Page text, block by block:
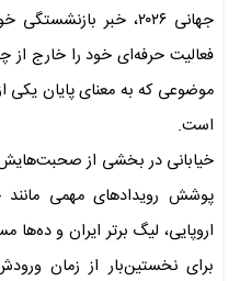
جهانی ۲۰۲۶، خبر
فعالیت حرفه‌ای خود را خارج از
موضوعی که به معنای پایان یکی
است.
خیابانی در بخشی از صحبت‌هایش
پوشش رویدادهای مهمی مانند
اروپایی، لیگ برتر ایران و ده‌ها